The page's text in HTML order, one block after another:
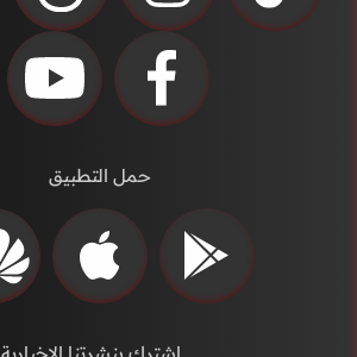
حمل التطبيق